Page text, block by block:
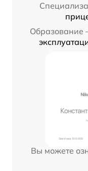
Образование
Вы можете